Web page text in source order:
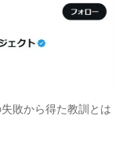
敗から得た教訓とは